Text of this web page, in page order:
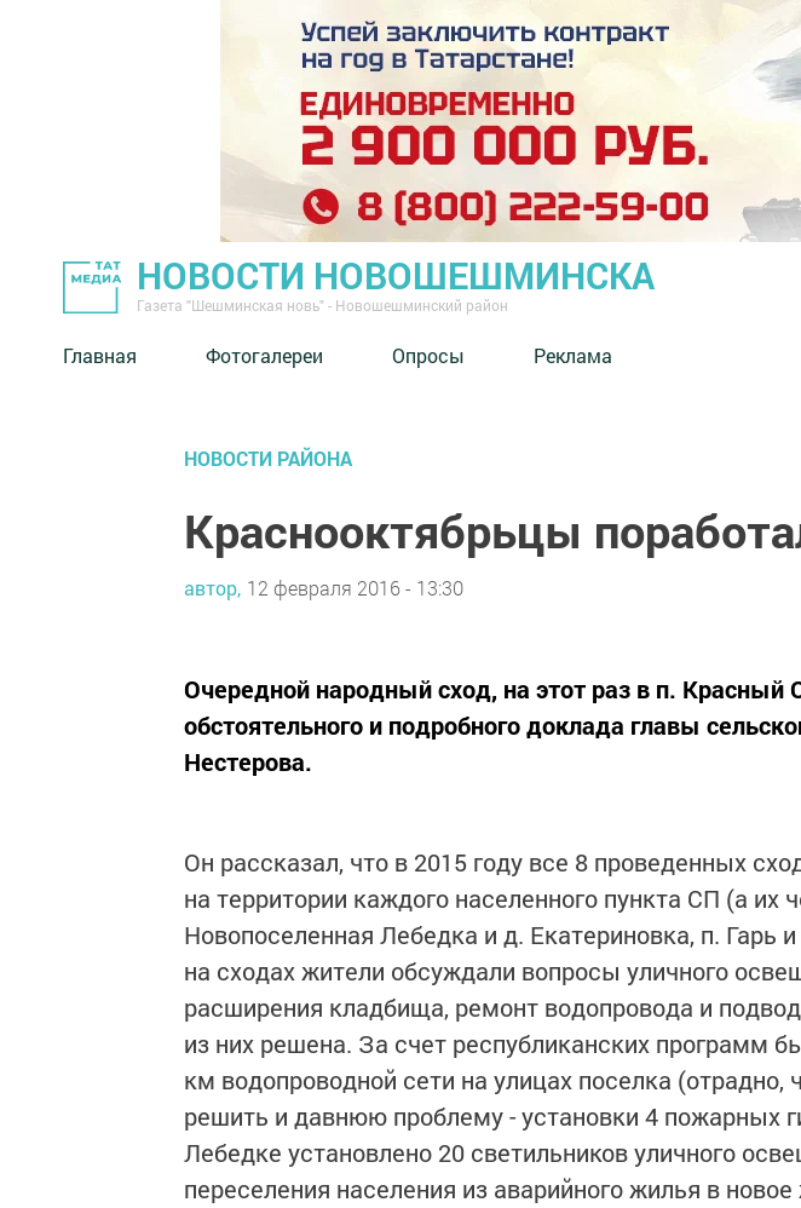
НОВОСТИ НОВОШЕШМИНСКА
Газета "Шешминская новь" - Новошешминский район
Главная Фотогалереи Опросы Реклама
НОВОСТИ РАЙОНА
Краснооктябрьцы
автор, 12 февраля 2016 - 13:30
Очередной народный сход, на этот раз в п. Красный
обстоятельного и подробного доклада главы
Нестерова.
Он рассказал, что в 2015 году все 8 проведенных
на территории каждого населенного пункта СП (а их
Новопоселенная Лебедка и д. Екатериновка, п. Гарь
на сходах жители обсуждали вопросы уличного
расширения кладбища, ремонт водопровода и
из них решена. За счет республиканских программ
км водопроводной сети на улицах поселка (отрадно,
решить и давнюю проблему - установки 4 пожарных
Лебедке установлено 20 светильников уличного
переселения населения из аварийного жилья в